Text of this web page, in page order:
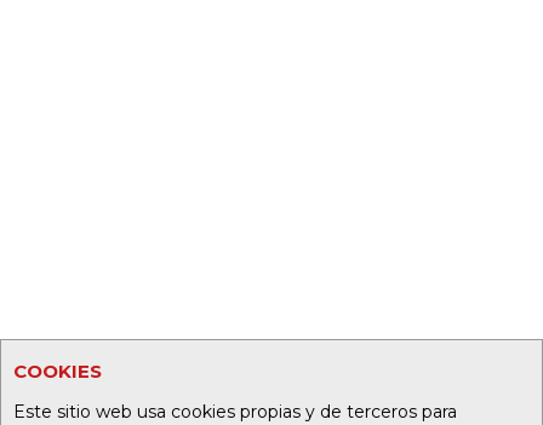
COOKIES
Este sitio web usa cookies propias y de terceros para